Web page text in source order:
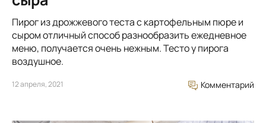
Пирог из дрожжевого теста с картофельным пюре и
сыром отличный способ разнообразить ежедневное
меню, получается очень нежным. Тесто у пирога
воздушное.
12 апреля, 2021 Комментарий